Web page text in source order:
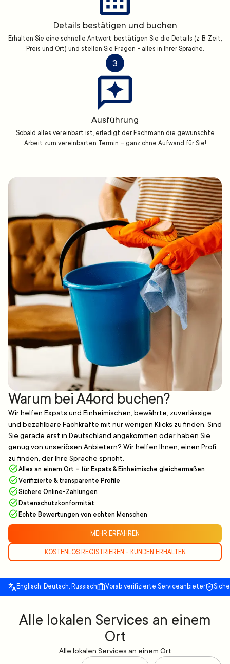
Details bestätigen und buchen
Erhalten Sie eine schnelle Antwort, bestätigen Sie die Details (z. B. Zeit,
Preis und Ort) und stellen Sie Fragen - alles in Ihrer Sprache.
3
Ausführung
Sobald alles vereinbart ist, erledigt der Fachmann die gewünschte
Arbeit zum vereinbarten Termin – ganz ohne Aufwand für Sie!
Warum bei A4ord buchen?
Wir helfen Expats und Einheimischen, bewährte, zuverlässige
und bezahlbare Fachkräfte mit nur wenigen Klicks zu finden. Sind
Sie gerade erst in Deutschland angekommen oder haben Sie
genug von unseriösen Anbietern? Wir helfen Ihnen, einen Profi
zu finden, der Ihre Sprache spricht.
Alles an einem Ort – für Expats & Einheimische gleichermaßen
Verifizierte & transparente Profile
Sichere Online-Zahlungen
Datenschutzkonformität
Echte Bewertungen von echten Menschen
MEHR ERFAHREN
KOSTENLOS REGISTRIEREN - KUNDEN ERHALTEN
Englisch, Deutsch, Russisch Vorab verifizierte Serviceanbieter
Alle lokalen Services an einem
Ort
Alle lokalen Services an einem Ort